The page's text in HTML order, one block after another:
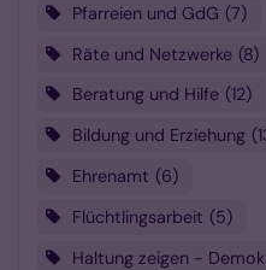
Pfarreien und GdG 7
Räte und Netzwerke 8
Beratung und Hilfe 12
Bildung und Erziehung
Ehrenamt 6
Flüchtlingsarbeit 5
Haltung zeigen -